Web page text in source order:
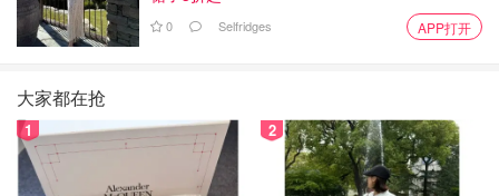
0 Selfridges APP打开
大家都在抢
1 2